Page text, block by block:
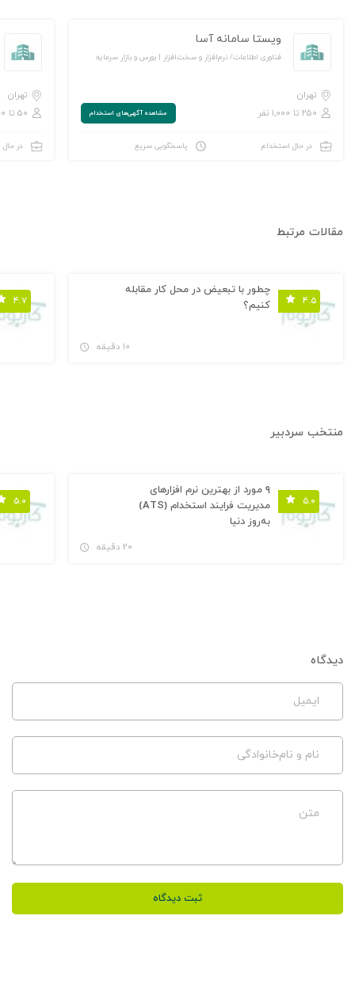
ویستا سامانه آسا
فناوری اطلاعات/ نرم‌افزار و سخت‌افزار | بورس و بازار سرمایه
تهران
۲۵۰ تا ۱,۰۰۰ نفر
مشاهده‌ آگهی‌های استخدام
در حال استخدام پاسخگویی سریع
تهران
۵۰ تا ۲۵۰ نفر
در
مقالات مرتبط
۴.۵
چطور با تبعیض در محل کار مقابله
کنیم؟
۱۰ دقیقه
۴.۷
منتخب سردبیر
۵.۰
۹ مورد از بهترین نرم افزارهای
مدیریت فرایند استخدام (ATS)
به‌روز دنیا
۲۰ دقیقه
۵.۰
دیدگاه
ایمیل
نام و نام‌خانوادگی
متن
ثبت دیدگاه